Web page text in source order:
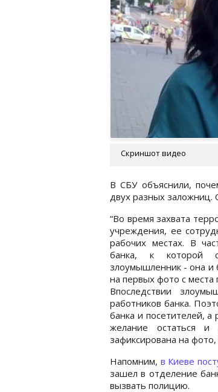
Скриншот видео
В СБУ объяснили,
двух разных заложниц.
“Во время захвата
учреждения, ее
рабочих местах. В
банка, к которой
злоумышленник - она и
на первых фото с места
Впоследствии
работников банка.
банка и посетителей,
желание остаться и
зафиксирована на
Напомним, в Киеве
зашел в отделение
вызвать полицию.